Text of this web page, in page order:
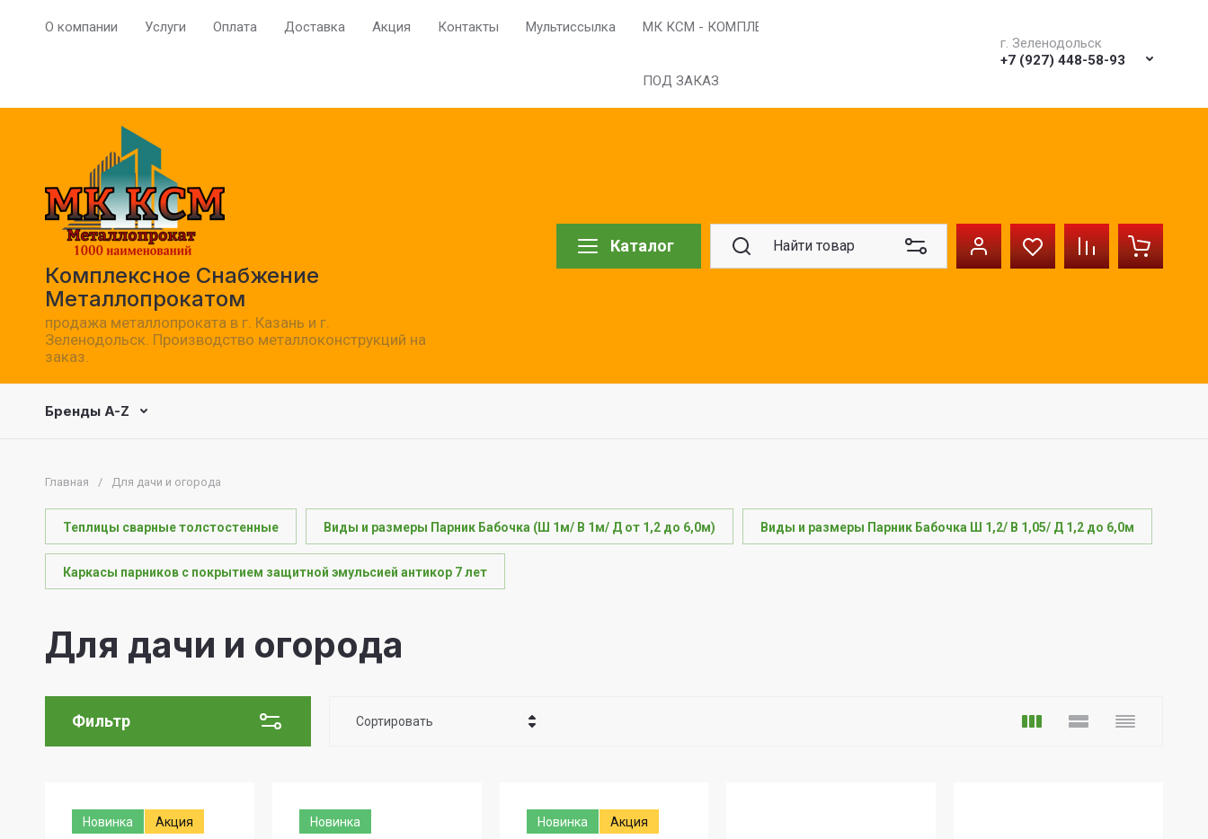
О компании Услуги Оплата Доставка Акция Контакты Мультиссылка МК КСМ - КОМПЛЕКСНОЕ СНАБЖЕНИЕ МЕТАЛЛОПРОКАТОМ. ИЗГОТОВЛЕНИЕ
ПОД ЗАКАЗ
г. Зеленодольск
+7 (927) 448-58-93
Комплексное Снабжение
Металлопрокатом
продажа металлопроката в г. Казань и г.
Зеленодольск. Производство металлоконструкций на
заказ.
Каталог
Бренды A-Z
Главная / Для дачи и огорода
Теплицы сварные толстостенные Виды и размеры Парник Бабочка (Ш 1м/ В 1м/ Д от 1,2 до 6,0м) Виды и размеры Парник Бабочка Ш 1,2/ В 1,05/ Д 1,2 до 6,0м
Каркасы парников с покрытием защитной эмульсией антикор 7 лет
Для дачи и огорода
Фильтр Сортировать
Новинка Акция Новинка Новинка Акция